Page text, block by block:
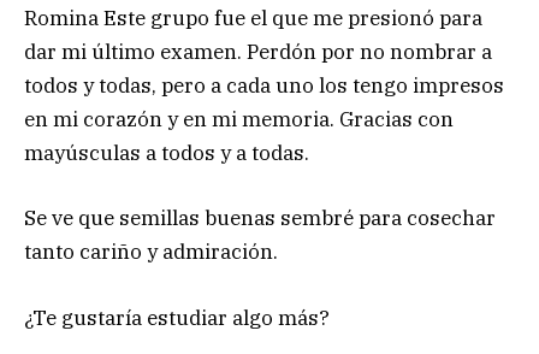
Romina Este grupo fue el que me presionó para
dar mi último examen. Perdón por no nombrar a
todos y todas, pero a cada uno los tengo impresos
en mi corazón y en mi memoria. Gracias con
mayúsculas a todos y a todas.
Se ve que semillas buenas sembré para cosechar
tanto cariño y admiración.
¿Te gustaría estudiar algo más?